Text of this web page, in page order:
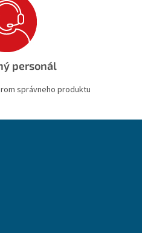
personál
správneho produktu